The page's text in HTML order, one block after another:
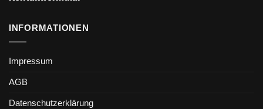
INFORMATIONEN
Impressum
AGB
Datenschutzerklärung